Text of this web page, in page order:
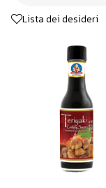
Lista dei desideri